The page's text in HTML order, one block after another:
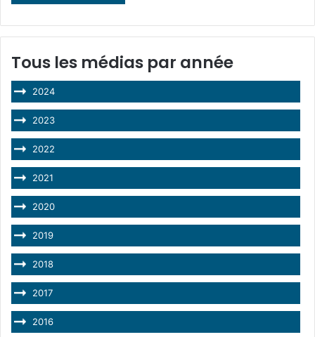
Tous les médias par année
2024
2023
2022
2021
2020
2019
2018
2017
2016